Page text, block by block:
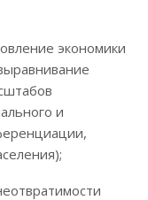
экономики
и